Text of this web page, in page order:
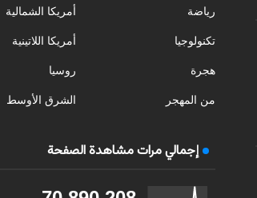
رياضة
تكنولوجيا
هجرة
من المهجر
أمريكا الشمالية
أمريكا اللاتينية
روسيا
الشرق الأوسط
إجمالي مرات مشاهدة الصفحة